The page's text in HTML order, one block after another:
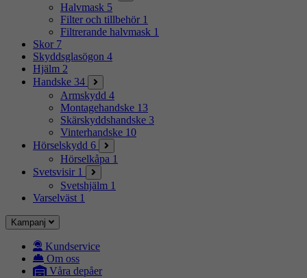
Halvmask 5
Filter och tillbehör 1
Filtrerande halvmask 1
Skor 7
Skyddsglasögon 4
Hjälm 2
Handske 34
Armskydd 4
Montagehandske 13
Skärskyddshandske 3
Vinterhandske 10
Hörselskydd 6
Hörselkåpa 1
Svetsvisir 1
Svetshjälm 1
Varselväst 1
Kampanj
Kundservice
Om oss
Våra depåer